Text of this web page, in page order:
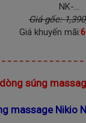
NK-...
Giá gốc:
Giá khuyến mãi:
súng
massage Nikio